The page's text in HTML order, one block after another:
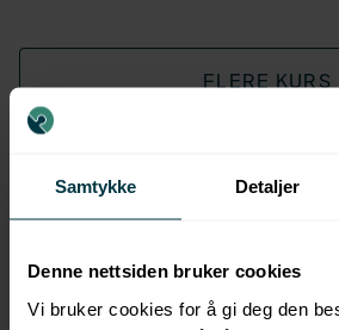
Samtykke Detaljer
Denne nettsiden bruker cookies
Vi bruker cookies for å gi deg den
FLERE KURS